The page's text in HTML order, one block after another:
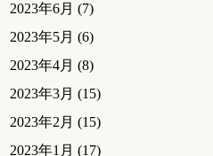
2023年6月 (7)
2023年5月 (6)
2023年4月 (8)
2023年3月 (15)
2023年2月 (15)
2023年1月 (17)